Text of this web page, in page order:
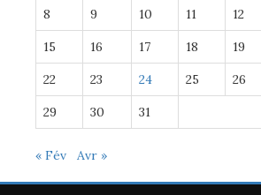
8 9 10 11 12
15 16 17 18 19
22 23 24 25 26
29 30 31
« Fév Avr »